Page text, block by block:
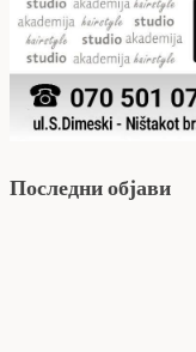
Последни објави